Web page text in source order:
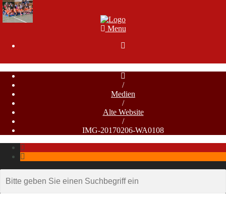
Menu

/
Medien
/
Alte Website
/
IMG-20170206-WA0108